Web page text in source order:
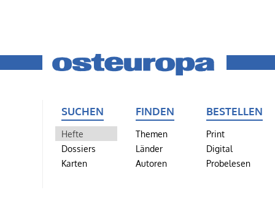
SUCHEN
Hefte
Dossiers
Karten
FINDEN
Themen
Länder
Autoren
BESTELLEN
Print
Digital
Probelesen